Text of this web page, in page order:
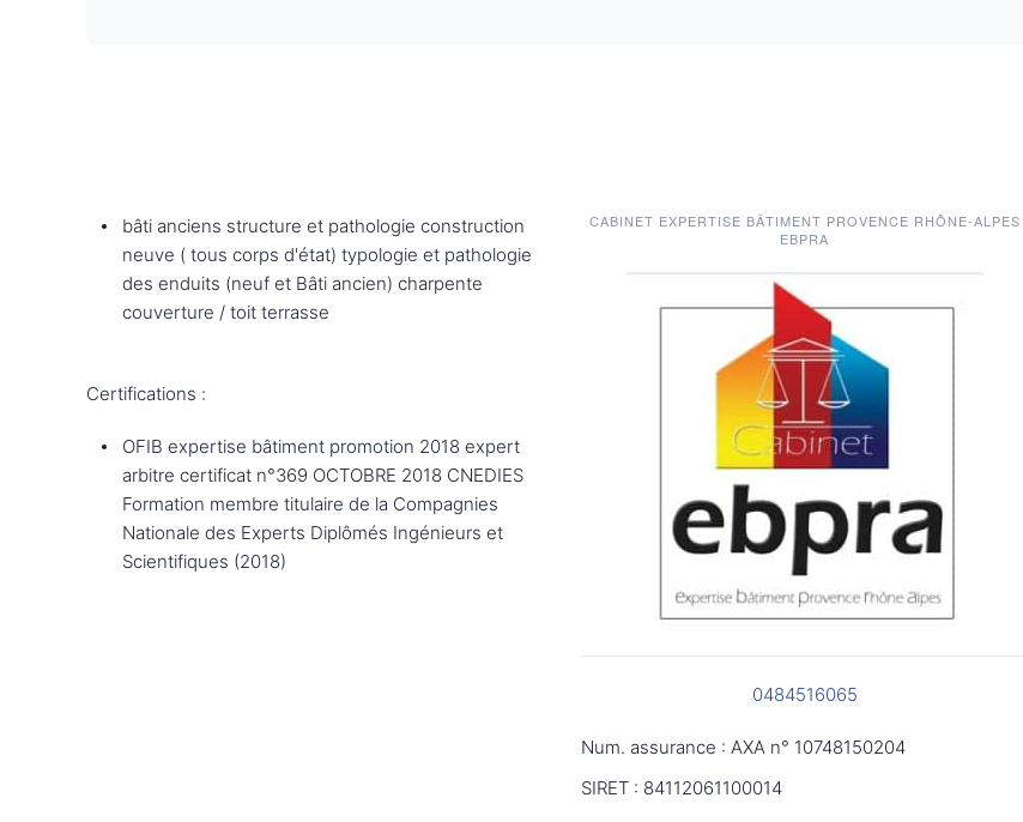
bâti anciens structure et pathologie construction
neuve ( tous corps d'état) typologie et pathologie
des enduits (neuf et Bâti ancien) charpente
couverture / toit terrasse
Certifications :
OFIB expertise bâtiment promotion 2018 expert
arbitre certificat n°369 OCTOBRE 2018 CNEDIES
Formation membre titulaire de la Compagnies
Nationale des Experts Diplômés Ingénieurs et
Scientifiques (2018)
CABINET EXPERTISE BÂTIMENT PROVENCE RHÔNE-ALPES
EBPRA
0484516065
Num. assurance : AXA n° 10748150204
SIRET : 84112061100014